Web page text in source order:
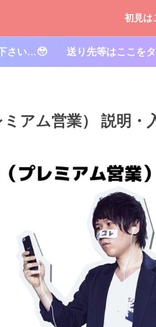
初見は
下さい…🥹 送り先等はここを
アム営業） 説明・